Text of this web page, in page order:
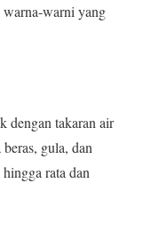
warni yang
dengan takaran air
gula, dan
rata dan